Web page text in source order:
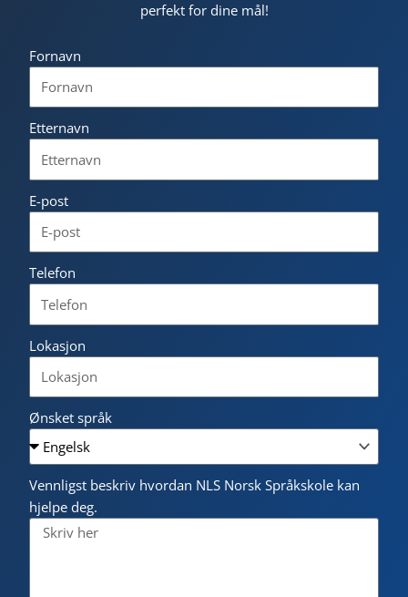
perfekt for dine mål!
Fornavn
Etternavn
E-post
Telefon
Lokasjon
Ønsket språk
Vennligst beskriv hvordan NLS Norsk Språkskole kan
hjelpe deg.